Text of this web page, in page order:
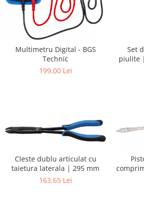
Multimetru Digital - BGS
Technic
199,00 Lei
Set
piulite
Cleste dublu articulat cu
taietura laterala | 295 mm
163,65 Lei